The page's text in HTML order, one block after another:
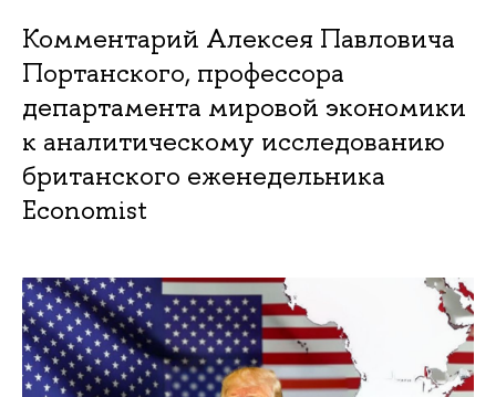
Комментарий Алексея Павловича
Портанского, профессора
департамента мировой экономики
к аналитическому исследованию
британского еженедельника
Economist